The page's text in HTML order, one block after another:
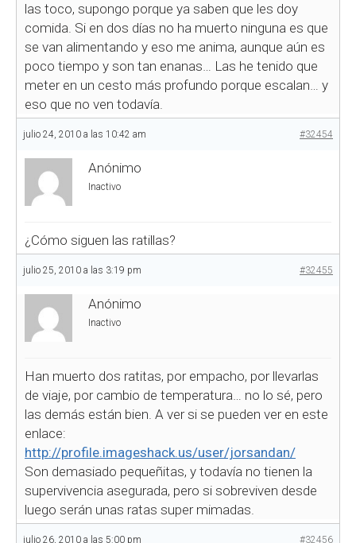
las toco, supongo porque ya saben que les doy
comida. Si en dos días no ha muerto ninguna es que
se van alimentando y eso me anima, aunque aún es
poco tiempo y son tan enanas… Las he tenido que
meter en un cesto más profundo porque escalan… y
eso que no ven todavía.
julio 24, 2010 a las 10:42 am #32454
Anónimo
Inactivo
¿Cómo siguen las ratillas?
julio 25, 2010 a las 3:19 pm #32455
Anónimo
Inactivo
Han muerto dos ratitas, por empacho, por llevarlas
de viaje, por cambio de temperatura… no lo sé, pero
las demás están bien. A ver si se pueden ver en este
enlace:
http://profile.imageshack.us/user/jorsandan/
Son demasiado pequeñitas, y todavía no tienen la
supervivencia asegurada, pero si sobreviven desde
luego serán unas ratas super mimadas.
julio 26, 2010 a las 5:00 pm #32456